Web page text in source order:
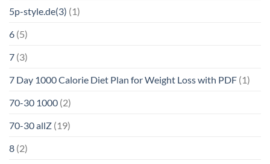
5p-style.de(3) (1)
6 (5)
7 (3)
7 Day 1000 Calorie Diet Plan for Weight Loss with PDF (1)
70-30 1000 (2)
70-30 allZ (19)
8 (2)